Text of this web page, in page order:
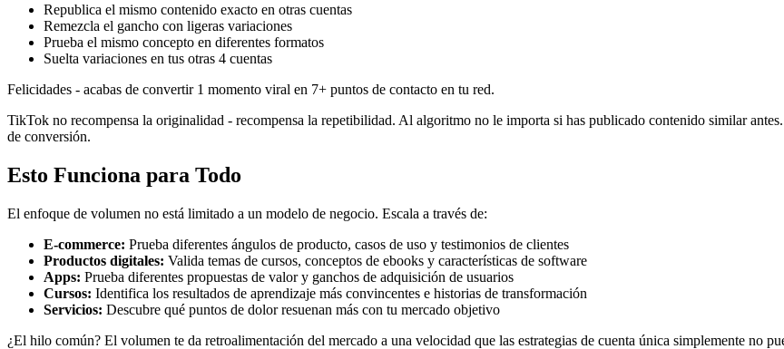
Republica el mismo contenido exacto en otras cuentas
Remezcla el gancho con ligeras variaciones
Prueba el mismo concepto en diferentes formatos
Suelta variaciones en tus otras 4 cuentas
Felicidades - acabas de convertir 1 momento viral en 7+ puntos de contacto en tu red.
TikTok no recompensa la originalidad - recompensa la repetibilidad. Al algoritmo no le importa si has publicado contenido similar
de conversión.
Esto Funciona para Todo
El enfoque de volumen no está limitado a un modelo de negocio. Escala a través de:
E-commerce: Prueba diferentes ángulos de producto, casos de uso y testimonios de clientes
Productos digitales: Valida temas de cursos, conceptos de ebooks y características de software
Apps: Prueba diferentes propuestas de valor y ganchos de adquisición de usuarios
Cursos: Identifica los resultados de aprendizaje más convincentes e historias de transformación
Servicios: Descubre qué puntos de dolor resuenan más con tu mercado objetivo
¿El hilo común? El volumen te da retroalimentación del mercado a una velocidad que las estrategias de cuenta única simplemente no